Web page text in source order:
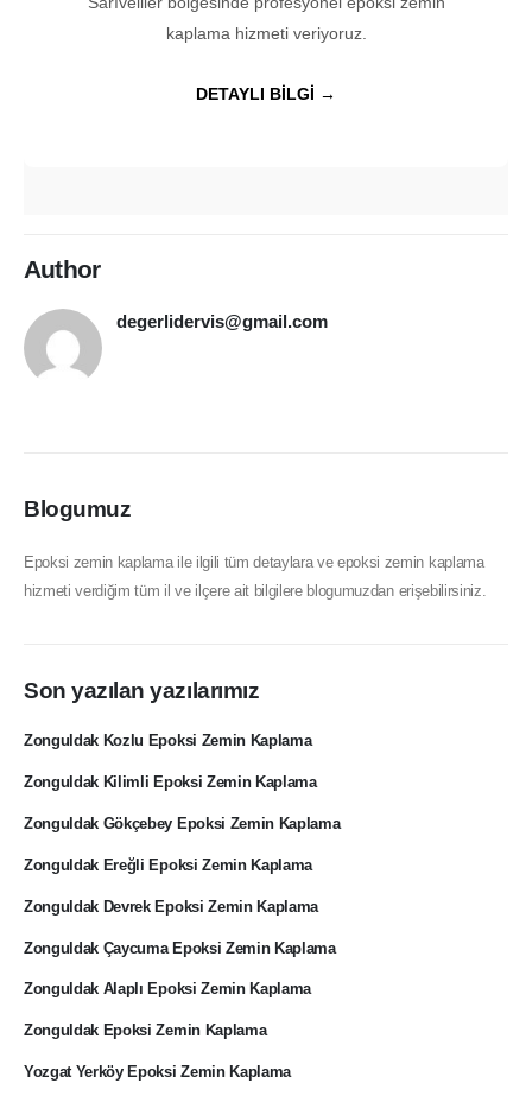
kaplama hizmeti veriyoruz.
DETAYLI BİLGİ →
Author
degerlidervis@gmail.com
Blogumuz
Epoksi zemin kaplama ile ilgili tüm detaylara ve epoksi zemin kaplama
hizmeti verdiğim tüm il ve ilçere ait bilgilere blogumuzdan erişebilirsiniz.
Son yazılan yazılarımız
Zonguldak Kozlu Epoksi Zemin Kaplama
Zonguldak Kilimli Epoksi Zemin Kaplama
Zonguldak Gökçebey Epoksi Zemin Kaplama
Zonguldak Ereğli Epoksi Zemin Kaplama
Zonguldak Devrek Epoksi Zemin Kaplama
Zonguldak Çaycuma Epoksi Zemin Kaplama
Zonguldak Alaplı Epoksi Zemin Kaplama
Zonguldak Epoksi Zemin Kaplama
Yozgat Yerköy Epoksi Zemin Kaplama